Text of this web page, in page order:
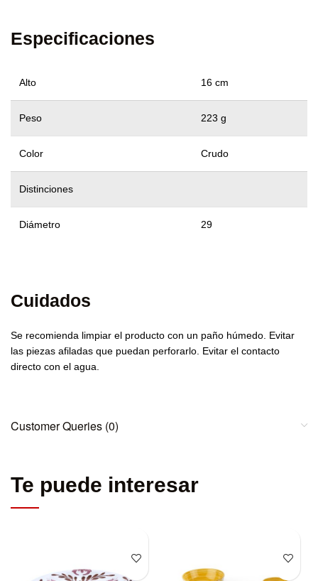
Especificaciones
Alto 16 cm
Peso 223 g
Color Crudo
Distinciones
Diámetro 29
Cuidados
Se recomienda limpiar el producto con un paño húmedo. Evitar
las piezas afiladas que puedan perforarlo. Evitar el contacto
directo con el agua.
Customer Queries (0)
Te puede interesar